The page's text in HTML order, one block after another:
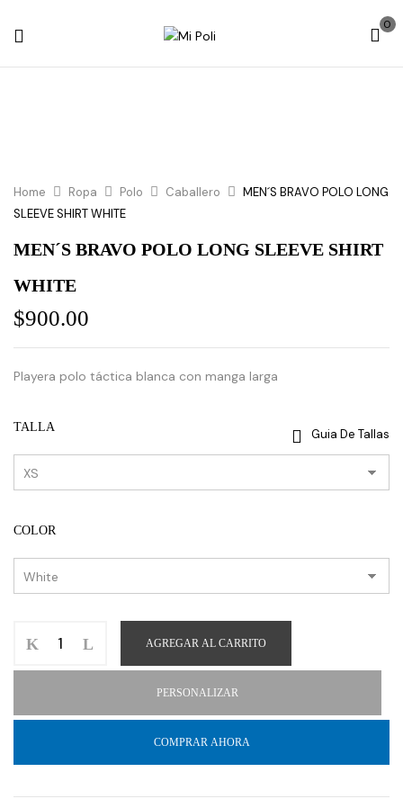
0
Home Ropa Polo Caballero
MEN´S BRAVO POLO LONG
SLEEVE SHIRT WHITE
MEN´S BRAVO POLO LONG SLEEVE SHIRT
WHITE
$900.00
Playera polo táctica blanca con manga larga
Guia De Tallas
TALLA
COLOR
AGREGAR AL CARRITO
PERSONALIZAR
COMPRAR AHORA